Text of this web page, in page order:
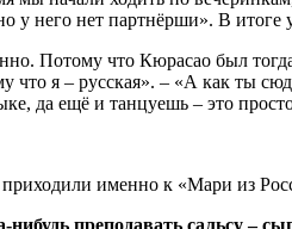
у него нет партнёрши». В
Потому что Кюрасао был
что я – русская». – «А как ты
да ещё и танцуешь – это
именно к «Мари из